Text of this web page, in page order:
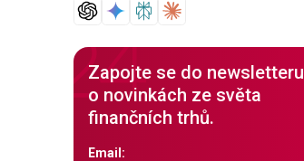
Zapojte se do newsletteru
o novinkách ze světa
finančních trhů.
Email: